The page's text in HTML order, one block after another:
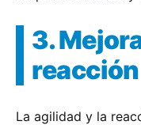
3.
reacción
La agilidad y la